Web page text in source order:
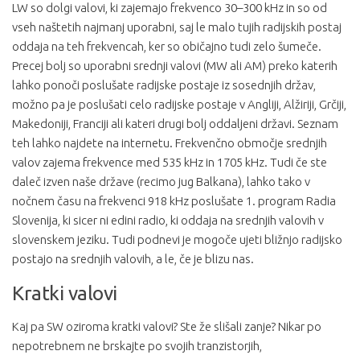
LW so dolgi valovi, ki zajemajo frekvenco 30–300 kHz in so od
vseh naštetih najmanj uporabni, saj le malo tujih radijskih postaj
oddaja na teh frekvencah, ker so običajno tudi zelo šumeče.
Precej bolj so uporabni srednji valovi (MW ali AM) preko katerih
lahko ponoči poslušate radijske postaje iz sosednjih držav,
možno pa je poslušati celo radijske postaje v Angliji, Alžiriji, Grčiji,
Makedoniji, Franciji ali kateri drugi bolj oddaljeni državi. Seznam
teh lahko najdete na internetu. Frekvenčno območje srednjih
valov zajema frekvence med 535 kHz in 1705 kHz. Tudi če ste
daleč izven naše države (recimo jug Balkana), lahko tako v
nočnem času na frekvenci 918 kHz poslušate 1. program Radia
Slovenija, ki sicer ni edini radio, ki oddaja na srednjih valovih v
slovenskem jeziku. Tudi podnevi je mogoče ujeti bližnjo radijsko
postajo na srednjih valovih, a le, če je blizu nas.
Kratki valovi
Kaj pa SW oziroma kratki valovi? Ste že slišali zanje? Nikar po
nepotrebnem ne brskajte po svojih tranzistorjih,